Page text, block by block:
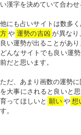
い漢字を決めていて合わ
他にも占いサイトは数多
方 や 運勢の吉凶 が異なり
良い運勢が出ることがあり
どんなサイトでも良い運
前だと思います。
ただ、あまり画数の運勢
を大事にされると良いと
育ってほしいと 願い や 想
す。